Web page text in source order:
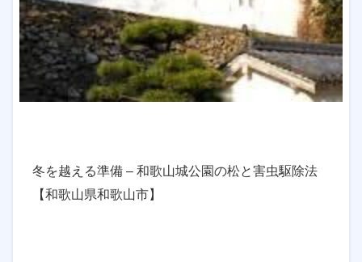
冬を越える準備 – 和歌山城公園の松と害虫駆除法
【和歌山県和歌山市】